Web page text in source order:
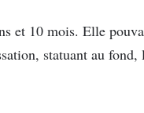
et 10 mois. Elle
statuant au fond,